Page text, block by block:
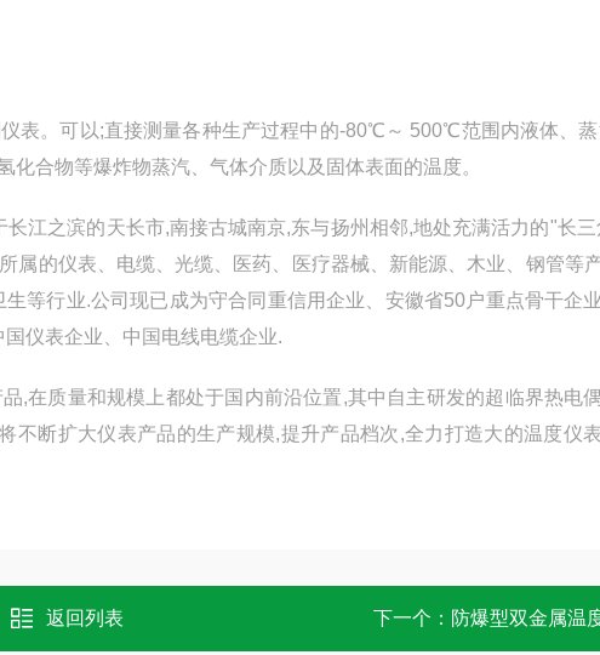
表。可以;直接测量各种生产过程中的-80℃～ 500℃范围内液体、
合物等爆炸物蒸汽、气体介质以及固体表面的温度。
江之滨的天长市,南接古城南京,东与扬州相邻,地处充满活力的"长
属的仪表、电缆、光缆、医药、医疗器械、新能源、木业、钢管等
等行业.公司现已成为守合同重信用企业、安徽省50户重点骨干企
仪表企业、中国电线电缆企业.
,在质量和规模上都处于国内前沿位置,其中自主研发的超临界热电
不断扩大仪表产品的生产规模,提升产品档次,全力打造大的温度仪
返回列表 下一个： 防爆型双金属温